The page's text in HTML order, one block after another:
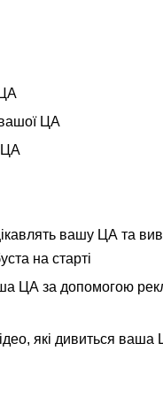
вашої ЦА
ЦА
вашу ЦА та
на старті
ЦА за допомогою
які дивиться ваша